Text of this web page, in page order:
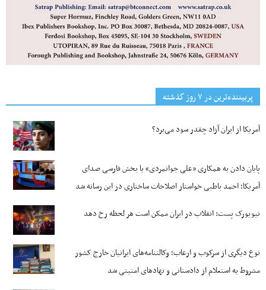
پربیننده‌ترین‌ در ۷ روز گذشته
آمریکا از ایران آزاد چقدر سود می‌برد؟
پایان دادن به همکاری «علی جوانمردی» با بخش فارسی صدای
آمریکا؛ احمد باطبی خواستار اصلاحات ساختاری در این رسانه شد
نیویورک پست: انقلاب در ایران ممکن است هر لحظه رخ دهد
نوع دیگری از سرکوب و ارعاب؛ وکالتنامه‌های ایرانیان خارج کشور
مشروط به استعلام از دادستانی و نهادهای امنیتی شد